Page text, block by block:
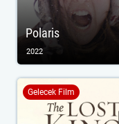
Polaris
2022
Gelecek Film